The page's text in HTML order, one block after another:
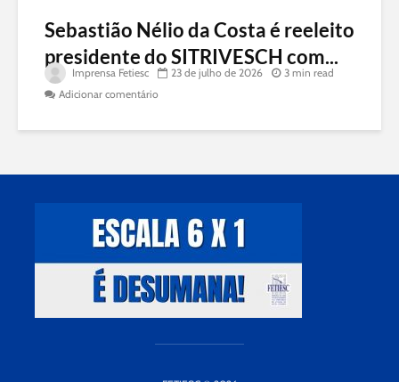
Sebastião Nélio da Costa é reeleito
presidente do SITRIVESCH com...
Imprensa Fetiesc 23 de julho de 2026
3 min read
Adicionar comentário